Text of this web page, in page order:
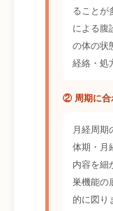
ることが
による腹
の体の状
経絡・処
② 周期に合
月経周期
体期・月
内容を細
巣機能の
的に図り